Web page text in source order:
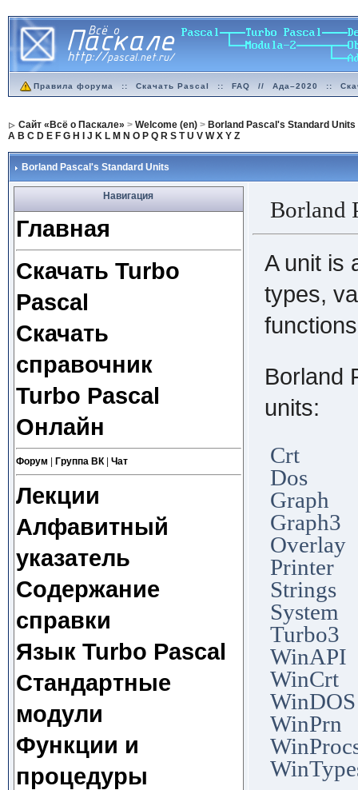
Правила форума :: Скачать Pascal :: FAQ // Ада–2020 ::
Сайт «Всё о Паскале» > Welcome (en)> Borland Pascal's Standard Units
A B C D E F G H J K L M N O P Q R S T U V W X Y Z
Borland Pascal's Standard Units
Навигация
Главная
Скачать Turbo
Pascal
Скачать
справочник
Turbo Pascal
Онлайн
Форум Группа ВК| Чат
Лекции
Алфавитный
указатель
Содержание
справки
Язык Turbo Pascal
Стандартные
модули
Функции и
процедуры
Borland
A unit is
types,
Borland
units:
Crt
Dos
Graph
Graph3
Overlay
Printer
Strings
System
Turbo3
WinAPI
WinCrt
WinDOS
WinPrn